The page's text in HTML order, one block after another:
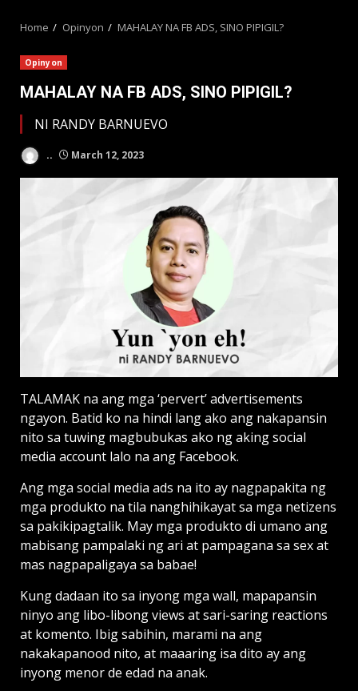
Home Opinyon MAHALAY NA FB ADS, SINO PIPIGIL?
Opinyon
MAHALAY NA FB ADS, SINO PIPIGIL?
NI RANDY BARNUEVO
.. March 12, 2023
TALAMAK na ang mga ‘pervert’ advertisements
ngayon. Batid ko na hindi lang ako ang nakapansin
nito sa tuwing magbubukas ako ng aking social
media account lalo na ang Facebook.
Ang mga social media ads na ito ay nagpapakita ng
mga produkto na tila nanghihikayat sa mga netizens
sa pakikipagtalik. May mga produkto di umano ang
mabisang pampalaki ng ari at pampagana sa sex at
mas nagpapaligaya sa babae!
Kung dadaan ito sa inyong mga wall, mapapansin
ninyo ang libo-libong views at sari-saring reactions
at komento. Ibig sabihin, marami na ang
nakakapanood nito, at maaaring isa dito ay ang
inyong menor de edad na anak.